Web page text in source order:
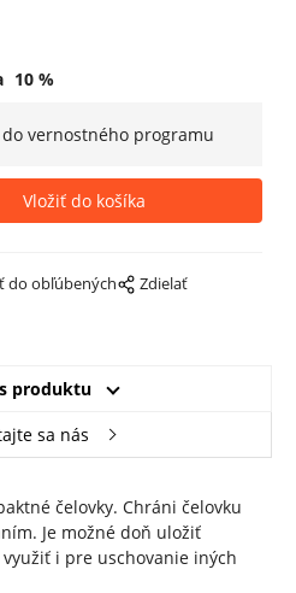
10%
vernostného programu
do obľúbených Zdielať
produktu
sa nás
čelovky. Chráni čelovku
Je možné doň uložiť
i pre uschovanie iných